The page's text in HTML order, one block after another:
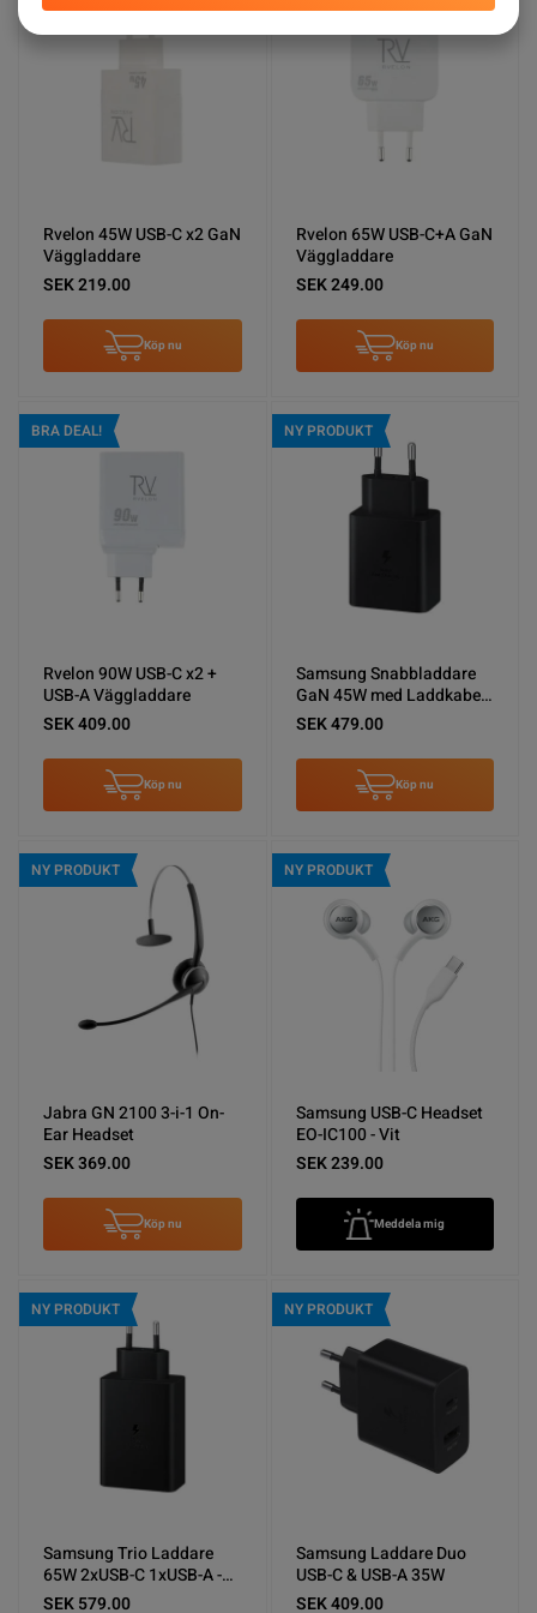
Rvelon 45W USB-C x2 GaN
Väggladdare
SEK 219.00
Köp nu
Rvelon 65W USB-C+A GaN
Väggladdare
SEK 249.00
Köp nu
BRA DEAL!
Rvelon 90W USB-C x2 +
USB-A Väggladdare
SEK 409.00
Köp nu
NY PRODUKT
Samsung Snabbladdare
GaN 45W med Laddkabel
USB-C - Svart
SEK 479.00
Köp nu
NY PRODUKT
Jabra GN 2100 3-i-1 On-
Ear Headset
SEK 369.00
Köp nu
NY PRODUKT
Samsung USB-C Headset
EO-IC100 - Vit
SEK 239.00
Meddela mig
NY PRODUKT
Samsung Trio Laddare
65W 2xUSB-C 1xUSB-A -
Svart
SEK 579.00
NY PRODUKT
Samsung Laddare Duo
USB-C & USB-A 35W
SEK 409.00